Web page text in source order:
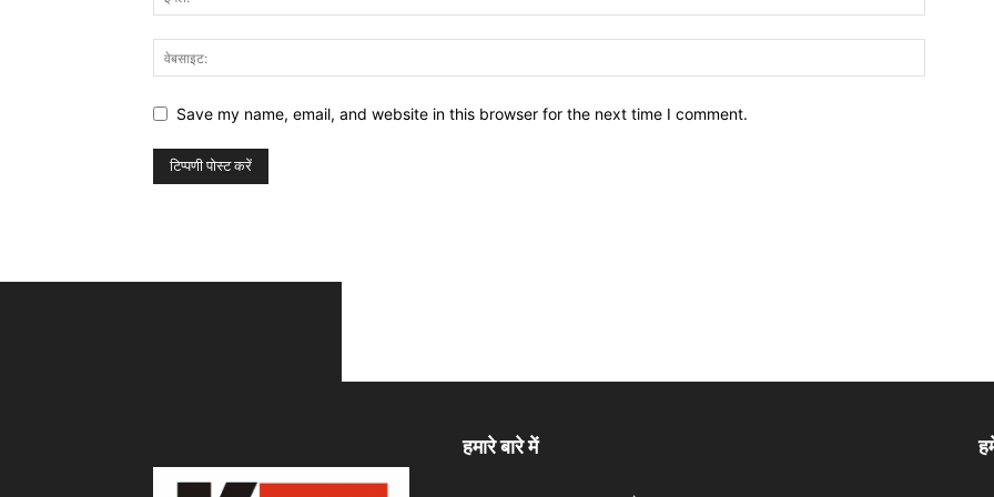
Save my name, email, and website in this browser for the next time I comment.
हमारे बारे में